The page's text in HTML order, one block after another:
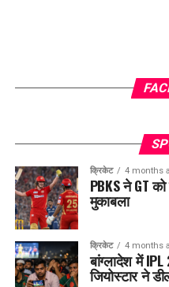
क्रिकेट 4 months
PBKS ने GT
मुकाबला
क्रिकेट 4 months
बांग्लादेश में
जियोस्टार ने